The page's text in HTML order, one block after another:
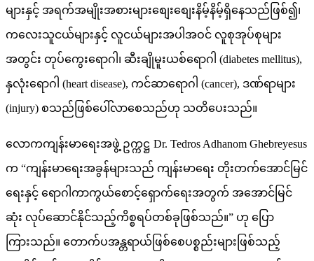
များနှင့် အရက်အမျိုးအစားများစျေးစျေးနိမ့်နိမ့်ရှိနေသည်ဖြစ်၍၊
ကလေးသူငယ်များနှင့် လူငယ်များအပါအဝင် လူစုအုပ်စုများ
အတွင်း တုပ်ကွေးရောဂါ၊ ဆီးချိုမူးယစ်ရောဂါ (diabetes mellitus),
နှလုံးရောဂါ (heart disease), ကင်ဆာရောဂါ (cancer), ဒဏ်ရာများ
(injury) စသည်ဖြစ်ပေါ်လာစေသည်ဟု သတိပေးသည်။
လောကကျန်းမာရေးအဖွဲ့ ဥက္ကဋ္ဌ Dr. Tedros Adhanom Ghebreyesus
က “ကျန်းမာရေးအခွန်များသည် ကျန်းမာရေး တိုးတက်အောင်မြင်
ရေးနှင့် ရောဂါကာကွယ်စောင့်ရှောက်ရေးအတွက် အအောင်မြင်
ဆုံး လုပ်ဆောင်နိုင်သည့်ကိစ္စရပ်တစ်ခုဖြစ်သည်။” ဟု ပြော
ကြားသည်။ တောက်ပအန္တရာယ်ဖြစ်စေပစ္စည်းများဖြစ်သည့်